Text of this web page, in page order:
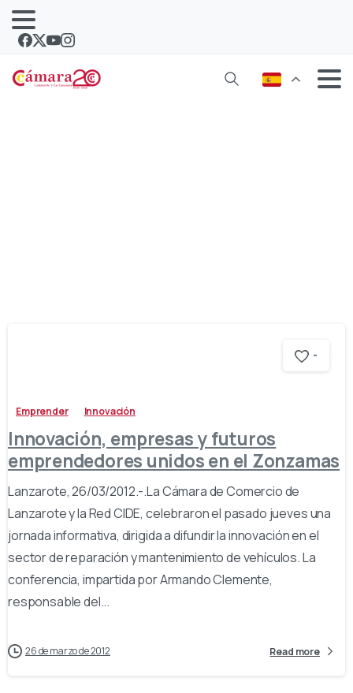
-
Emprender Innovación
Innovación, empresas y futuros
emprendedores unidos en el Zonzamas
Lanzarote, 26/03/2012.-.La Cámara de Comercio de
Lanzarote y la Red CIDE, celebraron el pasado jueves una
jornada informativa, dirigida a difundir la innovación en el
sector de reparación y mantenimiento de vehículos. La
conferencia, impartida por Armando Clemente,
responsable del...
26 de marzo de 2012 Read more